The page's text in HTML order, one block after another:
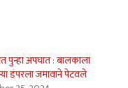
पुन्हा अपघात : बालकाला
डंपरला जमावाने पेटवले